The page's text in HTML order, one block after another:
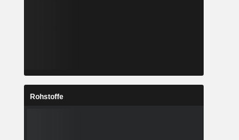
Rohstoffe